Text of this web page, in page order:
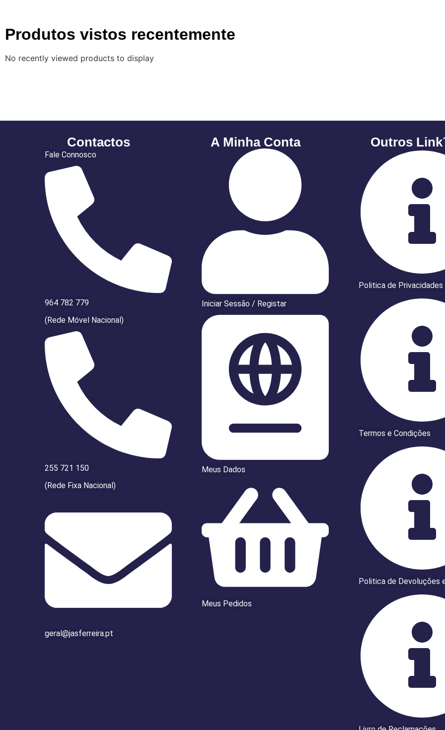
Produtos vistos recentemente
No recently viewed products to display
Contactos
Fale Connosco
964 782 779
(Rede Móvel Nacional)
255 721 150
(Rede Fixa Nacional)
geral@jasferreira.pt
A Minha Conta
Iniciar Sessão / Registar
Meus Dados
Meus Pedidos
Outros
Politica de Privacidades
Termos e Condições
Politica de Devoluções